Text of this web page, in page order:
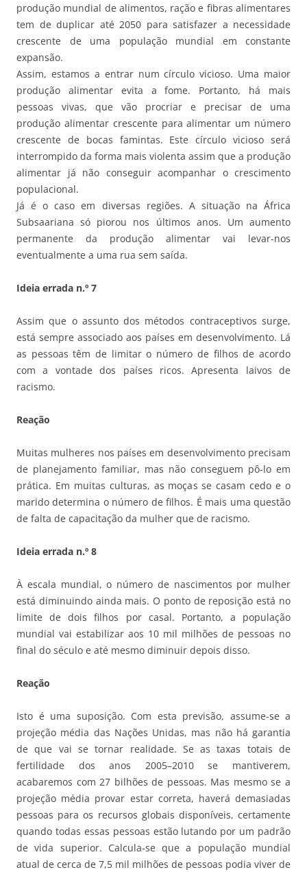
produção mundial de alimentos, ração e fibras alimentares
tem de duplicar até 2050 para satisfazer a necessidade
crescente de uma população mundial em constante
expansão.
Assim, estamos a entrar num círculo vicioso. Uma maior
produção alimentar evita a fome. Portanto, há mais
pessoas vivas, que vão procriar e precisar de uma
produção alimentar crescente para alimentar um número
crescente de bocas famintas. Este círculo vicioso será
interrompido da forma mais violenta assim que a produção
alimentar já não conseguir acompanhar o crescimento
populacional.
Já é o caso em diversas regiões. A situação na África
Subsaariana só piorou nos últimos anos. Um aumento
permanente da produção alimentar vai levar-nos
eventualmente a uma rua sem saída.
Ideia errada n.º 7
Assim que o assunto dos métodos contraceptivos surge,
está sempre associado aos países em desenvolvimento. Lá
as pessoas têm de limitar o número de filhos de acordo
com a vontade dos países ricos. Apresenta laivos de
racismo.
Reação
Muitas mulheres nos países em desenvolvimento precisam
de planejamento familiar, mas não conseguem pô-lo em
prática. Em muitas culturas, as moças se casam cedo e o
marido determina o número de filhos. É mais uma questão
de falta de capacitação da mulher que de racismo.
Ideia errada n.º 8
À escala mundial, o número de nascimentos por mulher
está diminuindo ainda mais. O ponto de reposição está no
limite de dois filhos por casal. Portanto, a população
mundial vai estabilizar aos 10 mil milhões de pessoas no
final do século e até mesmo diminuir depois disso.
Reação
Isto é uma suposição. Com esta previsão, assume-se a
projeção média das Nações Unidas, mas não há garantia
de que vai se tornar realidade. Se as taxas totais de
fertilidade dos anos 2005–2010 se mantiverem,
acabaremos com 27 bilhões de pessoas. Mas mesmo se a
projeção média provar estar correta, haverá demasiadas
pessoas para os recursos globais disponíveis, certamente
quando todas essas pessoas estão lutando por um padrão
de vida superior. Calcula-se que a população mundial
atual de cerca de 7,5 mil milhões de pessoas podia viver de